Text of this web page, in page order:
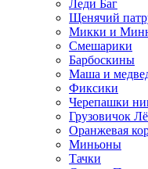
Леди Баг
Щенячий
Микки и
Смешарики
Барбоскины
Маша и
Фиксики
Черепашки
Грузовичок
Оранжевая
Миньоны
Тачки